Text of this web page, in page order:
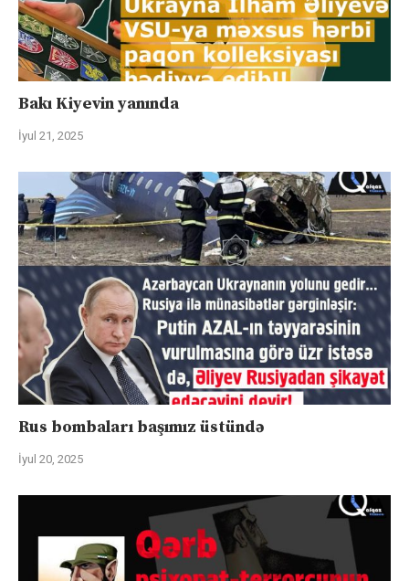
Bakı Kiyevin yanında
İyul 21, 2025
Rus bombaları başımız üstündə
İyul 20, 2025